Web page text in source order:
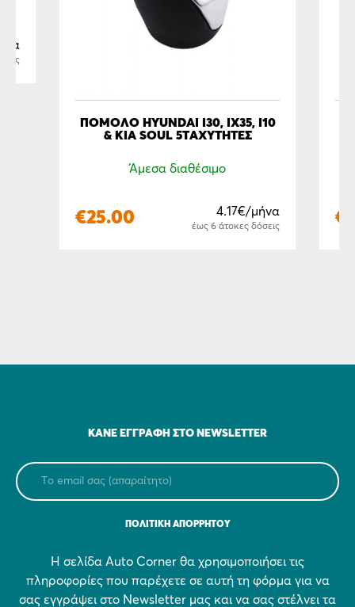
ΠΟΜΟΛΟ HYUNDAI I30, IX35, I10
& KIA SOUL 5ΤΑΧΥΤΗΤΕΣ
Άμεσα διαθέσιμο
€25.00 4.17€/μήνα
έως 6 άτοκες δόσεις €
ΚΆΝΕ ΕΓΓΡΑΦΉ ΣΤΟ NEWSLETTER
ΠΟΛΙΤΙΚΗ ΑΠΟΡΡΗΤΟΥ
Η σελίδα Auto Corner θα χρησιμοποιήσει τις
πληροφορίες που παρέχετε σε αυτή τη φόρμα για να
σας εγγράψει στο Newsletter μας και να σας στέλνει τα